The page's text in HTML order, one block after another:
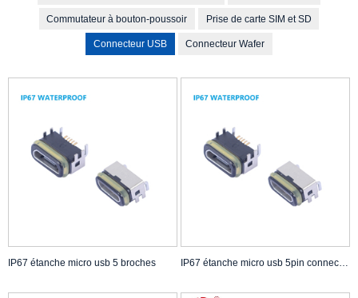
Commutateur à bouton-poussoir Prise de carte SIM et SD
Connecteur USB Connecteur Wafer
IP67 étanche micro usb 5 broches IP67 étanche micro usb 5pin connecteur usb pour ipad connecteur usb pour téléphone